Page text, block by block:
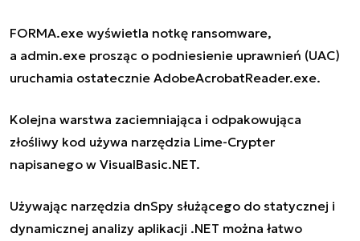
FORMA.exe wyświetla notkę ransomware,
a admin.exe prosząc o podniesienie uprawnień (UAC)
uruchamia ostatecznie AdobeAcrobatReader.exe.
Kolejna warstwa zaciemniająca i odpakowująca
złośliwy kod używa narzędzia Lime-Crypter
napisanego w VisualBasic.NET.
Używając narzędzia dnSpy służącego do statycznej i
dynamicznej analizy aplikacji .NET można łatwo